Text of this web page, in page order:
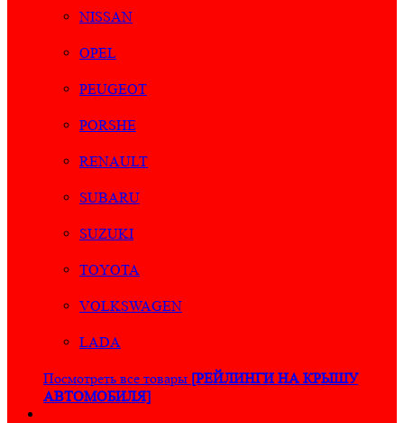
NISSAN
OPEL
PEUGEOT
PORSHE
RENAULT
SUBARU
SUZUKI
TOYOTA
VOLKSWAGEN
LADA
Посмотреть все товары [РЕЙЛИНГИ НА КРЫШУ
АВТОМОБИЛЯ]